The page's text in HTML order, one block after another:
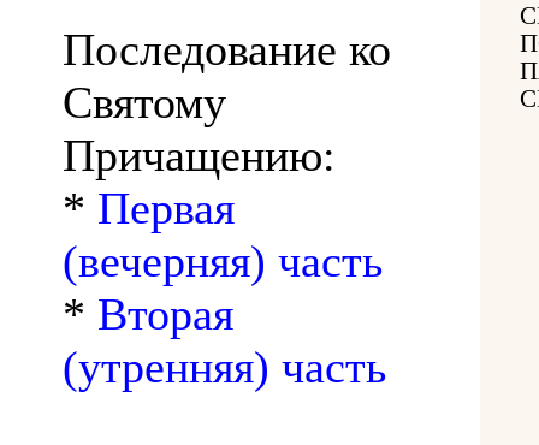
Последование ко
Святому
Причащению:
* Первая
(вечерняя) часть
* Вторая
(утренняя) часть